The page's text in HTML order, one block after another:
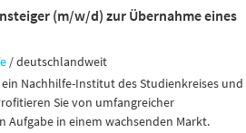
(m/w/d) zur Übernahme eines
/ deutschlandweit
Nachhilfe-Institut des Studienkreises und
Sie von umfangreicher
in einem wachsenden Markt.